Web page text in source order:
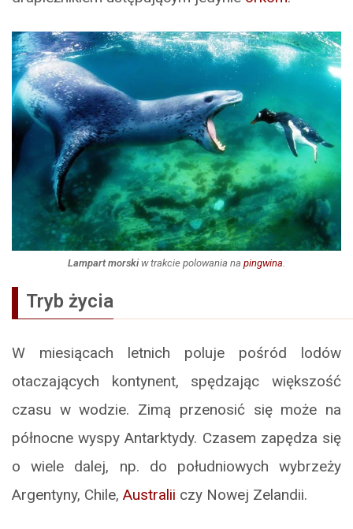
Lampart morskiw trakcie polowania na pingwina.
Tryb życia
W miesiącach letnich poluje pośród lodów
otaczających kontynent, spędzając większość
czasu w wodzie. Zimą przenosić się może na
północne wyspy Antarktydy. Czasem zapędza się
o wiele dalej, np. do południowych wybrzeży
Argentyny, Chile, Australii czy Nowej Zelandii.